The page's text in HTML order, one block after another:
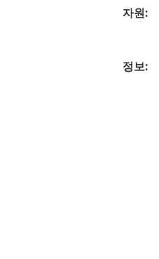
자원:
정보: